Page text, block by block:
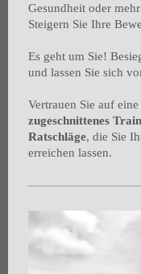
Gesundheit oder
Steigern Sie Ihre
Es geht um Sie!
und lassen Sie sich
Vertrauen Sie auf
zugeschnittenes
Ratschläge, die Sie
erreichen lassen.